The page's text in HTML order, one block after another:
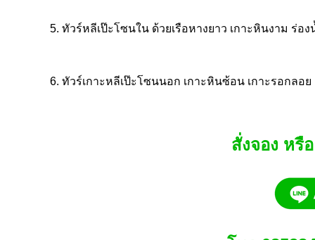
5. ทัวร์หลีเป๊ะโซนใน ด้วยเรือหางยาว เกาะหินงาม ร่อง
6. ทัวร์เกาะหลีเป๊ะโซนนอก เกาะหินซ้อน เกาะรอกลอย
สั่งจอง หรื